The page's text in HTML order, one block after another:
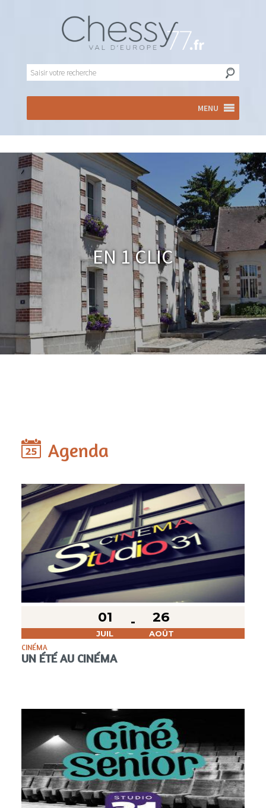
MENU
En 1 clic
Agenda
01
JUIL
26
AOÛT
CINÉMA
UN ÉTÉ AU CINÉMA